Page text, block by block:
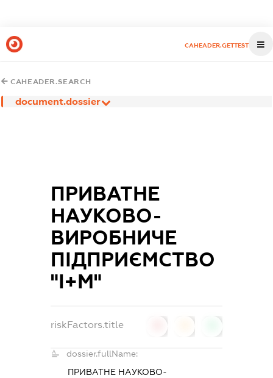
CAHEADER.GETTEST
CAHEADER.SEARCH
document.dossier
ПРИВАТНЕ
НАУКОВО-
ВИРОБНИЧЕ
ПІДПРИЄМСТВО
"І+М"
riskFactors.title
dossier.fullName:
ПРИВАТНЕ НАУКОВО-